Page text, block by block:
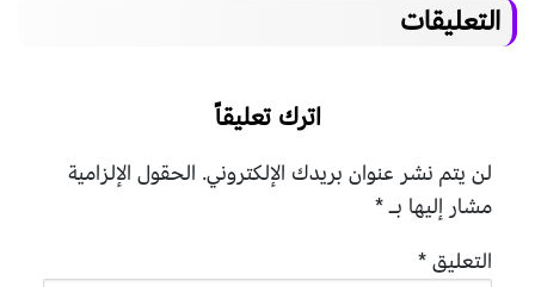
التعليقات
اترك تعليقاً
لن يتم نشر عنوان بريدك الإلكتروني. الحقول الإلزامية
مشار إليها بـ*
التعليق*